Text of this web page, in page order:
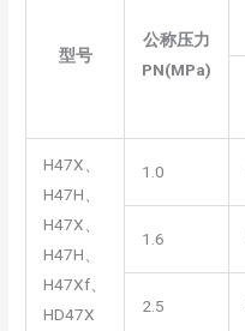
型号
公称压力
PN(MPa)
H47X、
H47H、
H47X、
H47H、
H47Xf、
HD47X
1.0
1.6
2.5